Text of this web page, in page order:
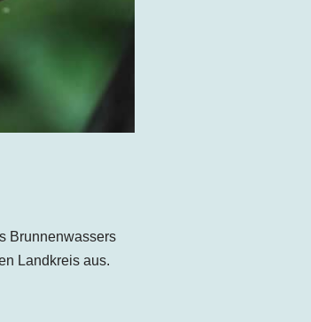
Brunnenwassers
Landkreis aus.